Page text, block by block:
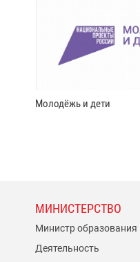
Молодёжь и дети
МИНИСТЕРСТВО
Министр образования
Деятельность